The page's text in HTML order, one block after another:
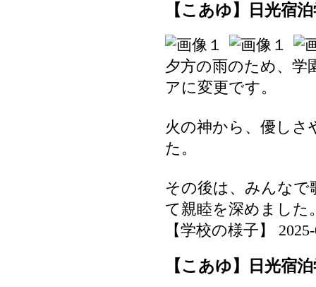
【こあゆ】日光宿
夕方の雨のため、
アに変更です。
火の神から、優し
た。
その後は、みんな
て親睦を深めました
【学校の様子】
【こあゆ】日光宿